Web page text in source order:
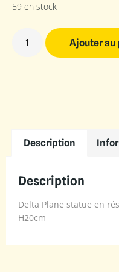
59 en stock
Ajouter au
Description
Description
Delta Plane statue en
H20cm